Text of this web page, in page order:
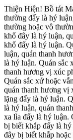
Thiện Hiện! Bồ tát
thường đấy là hý
thường hoặc vô
khổ đây là hý luận,
khổ đấy là hý luận.
luận, quán thanh
là hý luận. Quán sắc
thanh hương vị xúc
Quán sắc xứ hoặc
quán thanh hương vị
lặng đấy là hý luận.
là hý luận, quán
xa lìa đấy là hý luận.
bị biết khắp đấy là
đây bị biết khắp